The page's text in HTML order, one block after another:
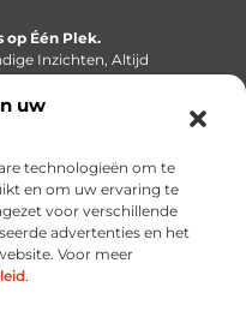
uw
technologieën om te
en om uw ervaring te
voor verschillende
advertenties en het
Voor meer
.
op Één Plek.
Inzichten, Altijd